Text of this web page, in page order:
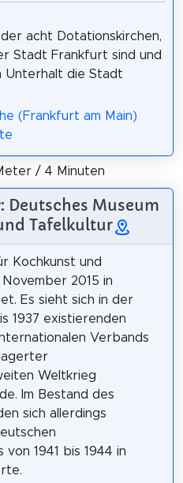
acht Dotationskirchen,
Stadt Frankfurt sind und
Unterhalt die Stadt
(Frankfurt am Main)
/ 4 Minuten
Deutsches Museum
Tafelkultur
Kochkunst und
2015 in
Es sieht sich in der
1937 existierenden
Verbands
Weltkrieg
Im Bestand des
sich allerdings
1941 bis 1944 in